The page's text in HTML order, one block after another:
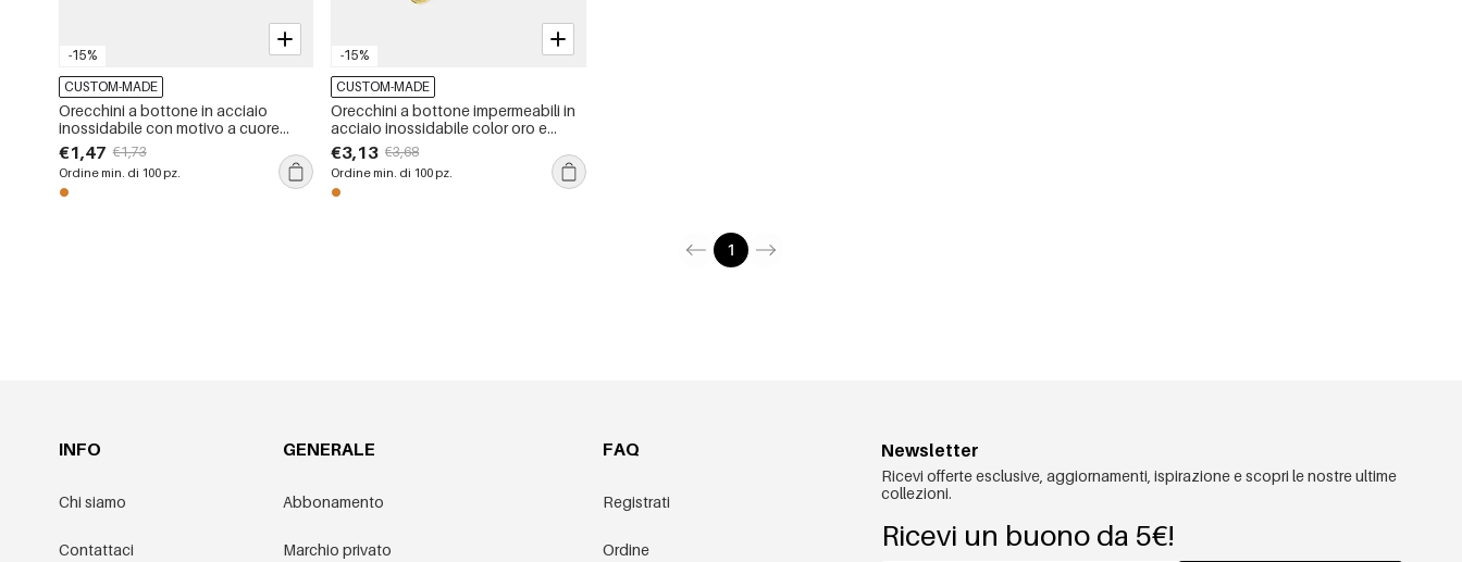
-15%
CUSTOM-MADE
Orecchini a bottone in acciaio
inossidabile con motivo a cuore
retrò e martello, color oro,
impermeabili
€1,47 €1,73
Ordine min. di 100 pz.
-15%
CUSTOM-MADE
Orecchini a bottone impermeabili in
acciaio inossidabile color oro e
argento con fiori
€3,13 €3,68
Ordine min. di 100 pz.
1
INFO
Chi siamo
Contattaci
GENERALE
Abbonamento
Marchio privato
FAQ
Registrati
Ordine
Newsletter
Ricevi offerte esclusive, aggiornamenti, ispirazione e scopri le nostre ultime
collezioni.
Ricevi un buono da 5€!